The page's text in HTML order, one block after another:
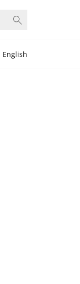
English